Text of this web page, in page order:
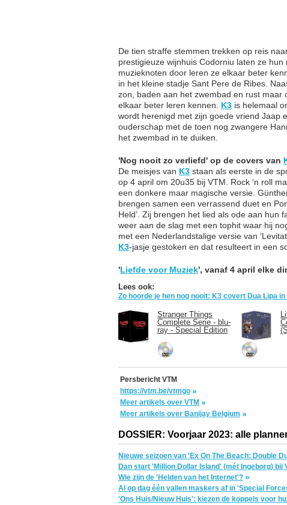
De tien straffe stemmen trekken op reis
prestigieuze wijnhuis Codorniu laten ze
muzieknoten door leren ze elkaar beter
in het kleine stadje Sant Pere de Ribes.
zon, baden aan het zwembad en rust
elkaar beter leren kennen. K3 is helemaal
wordt herenigd met zijn goede vriend Jaap
ouderschap met de toen nog zwangere
het zwembad in te duiken.
'Nog nooit zo verliefd' op de covers van
De meisjes van K3 staan als eerste in de
op 4 april om 20u35 bij VTM. Rock ‘n roll
een donkere maar magische versie.
brengen samen een verrassend duet en
Held’. Zij brengen het lied als ode aan hun
weer aan de slag met een tophit waar hij
met een Nederlandstalige versie van
K3-jasje gestoken en dat resulteert in een
'Liefde voor Muziek', vanaf 4 april elke
Lees ook:
Zo hoorde je hen nog nooit: K3 covert Dua Lipa
Stranger Things
Complete Serie - blu-
ray - Special Edition
Persbericht VTM
https://vtm.be/vtmgo
Meer artikels over VTM
Meer artikels over Banijay Belgium
DOSSIER: Voorjaar 2023: alle
Nieuwe seizoen van 'Ex On The Beach: Double
Dan start 'Million Dollar Island' (mét Ingeborg) bij
Wie zijn de 'Helden van het Internet'?
Al op dag één vallen maskers af in 'Special
'Ons Huis/Nieuw Huis': kiezen de koppels voor